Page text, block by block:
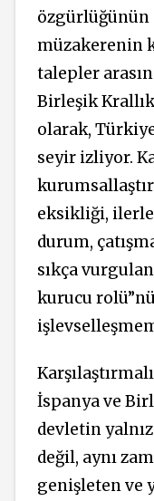
müzakerenin
talepler
Birleşik
olarak,
seyir izliyor.
eksikliği,
durum,
sıkça
kurucu
İspanya ve
devletin
değil, aynı
genişleten ve